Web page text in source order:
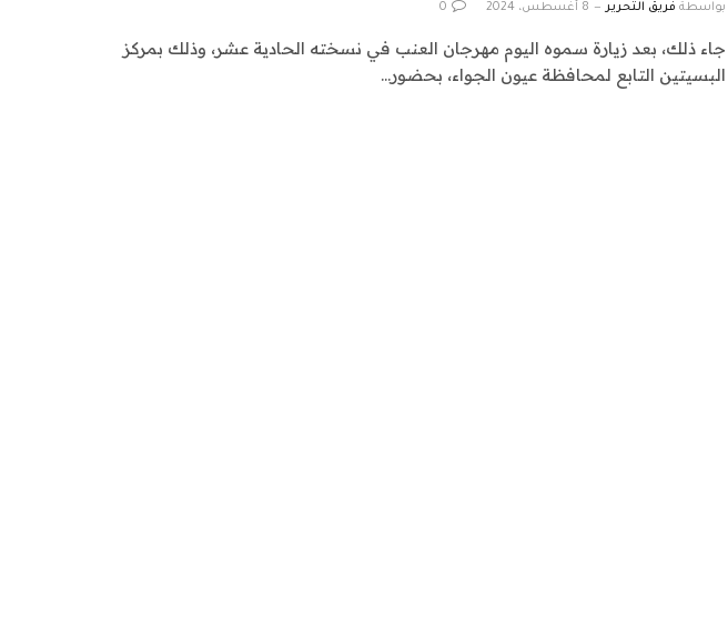
بواسطة فريق التحرير 8 أغسطس، 2024 0
جاء ذلك، بعد زيارة سموه اليوم مهرجان العنب في نسخته الحادية عشر، وذلك بمركز
البسيتين التابع لمحافظة عيون الجواء، بحضور…